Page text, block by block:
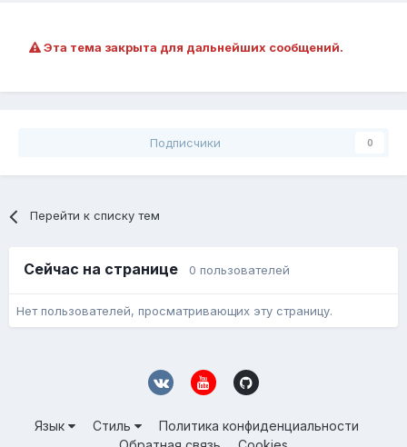
Эта тема закрыта для дальнейших сообщений.
Подписчики 0
Перейти к списку тем
Сейчас на странице 0 пользователей
Нет пользователей, просматривающих эту страницу.
Язык Стиль
Политика конфиденциальности